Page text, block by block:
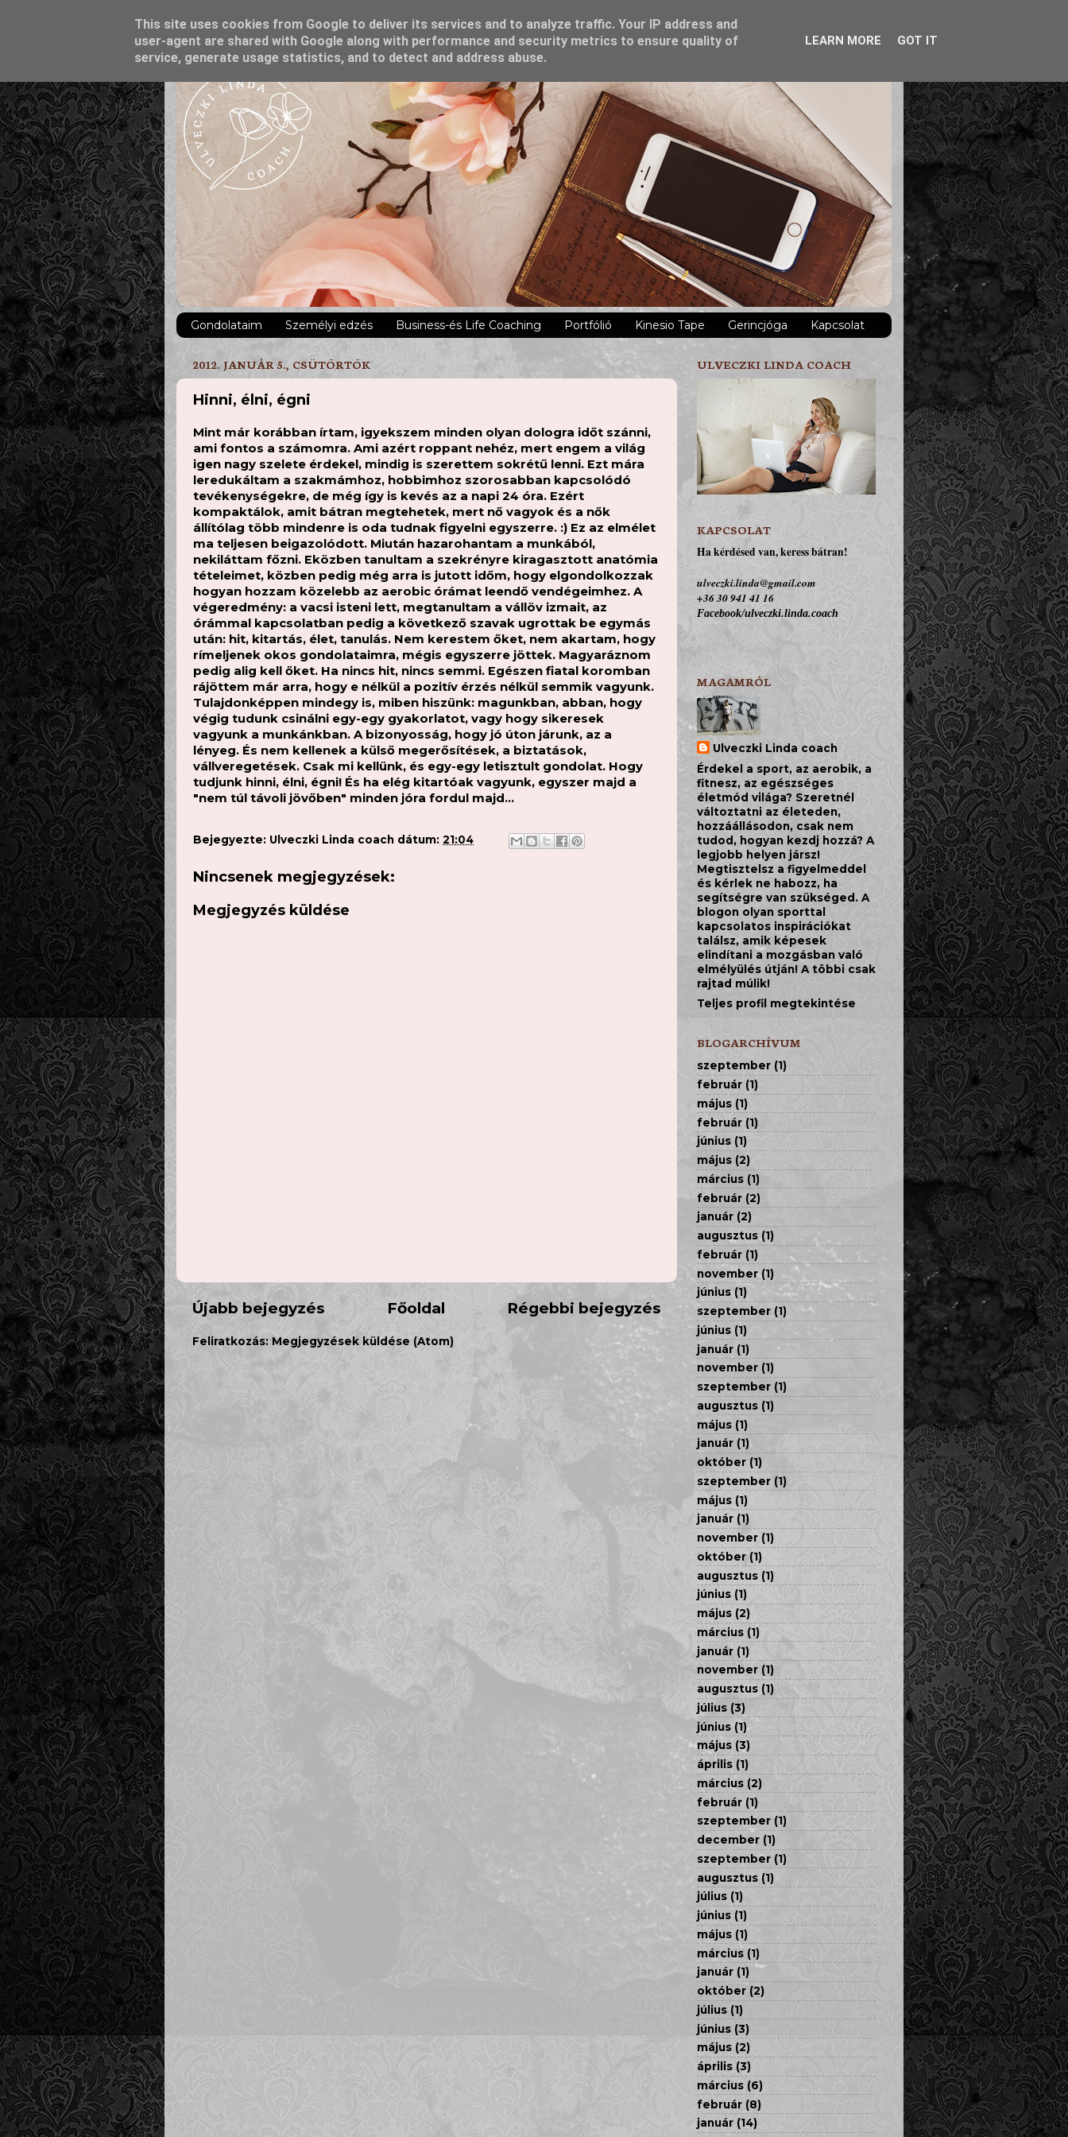
Gondolataim Személyi edzés Business-és Life Coaching Portfólió Kinesio Tape Gerincjóga Kapcsolat
2012. JANUÁR 5., CSÜTÖRTÖK
Hinni, élni, égni
Mint már korábban írtam, igyekszem minden olyan dologra időt szánni,
ami fontos a számomra. Ami azért roppant nehéz, mert engem a világ
igen nagy szelete érdekel, mindig is szerettem sokrétű lenni. Ezt mára
leredukáltam a szakmámhoz, hobbimhoz szorosabban kapcsolódó
tevékenységekre, de még így is kevés az a napi 24 óra. Ezért
kompaktálok, amit bátran megtehetek, mert nő vagyok és a nők
állítólag több mindenre is oda tudnak figyelni egyszerre. :) Ez az elmélet
ma teljesen beigazolódott. Miután hazarohantam a munkából,
nekiláttam főzni. Eközben tanultam a szekrényre kiragasztott anatómia
tételeimet, közben pedig még arra is jutott időm, hogy elgondolkozzak
hogyan hozzam közelebb az aerobic órámat leendő vendégeimhez. A
végeredmény: a vacsi isteni lett, megtanultam a vállöv izmait, az
órámmal kapcsolatban pedig a következő szavak ugrottak be egymás
után: hit, kitartás, élet, tanulás. Nem kerestem őket, nem akartam, hogy
rímeljenek okos gondolataimra, mégis egyszerre jöttek. Magyaráznom
pedig alig kell őket. Ha nincs hit, nincs semmi. Egészen fiatal koromban
rájöttem már arra, hogy e nélkül a pozitív érzés nélkül semmik vagyunk.
Tulajdonképpen mindegy is, miben hiszünk: magunkban, abban, hogy
végig tudunk csinálni egy-egy gyakorlatot, vagy hogy sikeresek
vagyunk a munkánkban. A bizonyosság, hogy jó úton járunk, az a
lényeg. És nem kellenek a külső megerősítések, a biztatások,
vállveregetések. Csak mi kellünk, és egy-egy letisztult gondolat. Hogy
tudjunk hinni, élni, égni! És ha elég kitartóak vagyunk, egyszer majd a
"nem túl távoli jövőben" minden jóra fordul majd...
Bejegyezte: Ulveczki Linda coach dátum: 21:04
Nincsenek megjegyzések:
Megjegyzés küldése
Újabb bejegyzés Régebbi bejegyzés
Főoldal
Feliratkozás: Megjegyzések küldése (Atom)
ULVECZKI LINDA COACH
KAPCSOLAT
Ha kérdésed van, keress bátran!
ulveczki.linda@gmail.com
+36 30 941 41 16
Facebook/ulveczki.linda.coach
MAGAMRÓL
Ulveczki Linda coach
Érdekel a sport, az aerobik, a
fitnesz, az egészséges
életmód világa? Szeretnél
változtatni az életeden,
hozzáállásodon, csak nem
tudod, hogyan kezdj hozzá? A
legjobb helyen jársz!
Megtisztelsz a figyelmeddel
és kérlek ne habozz, ha
segítségre van szükséged. A
blogon olyan sporttal
kapcsolatos inspirációkat
találsz, amik képesek
elindítani a mozgásban való
elmélyülés útján! A többi csak
rajtad múlik!
Teljes profil megtekintése
BLOGARCHÍVUM
szeptember (1)
február (1)
május (1)
február (1)
június (1)
május (2)
március (1)
február (2)
január (2)
augusztus (1)
február (1)
november (1)
június (1)
szeptember (1)
június (1)
január (1)
november (1)
szeptember (1)
augusztus (1)
május (1)
január (1)
október (1)
szeptember (1)
május (1)
január (1)
november (1)
október(1)
augusztus (1)
június (1)
május (2)
március (1)
január (1)
november (1)
augusztus (1)
július (3)
június (1)
május (3)
április (1)
március (2)
február (1)
szeptember (1)
december (1)
szeptember (1)
augusztus (1)
július (1)
június (1)
május (1)
március (1)
január (1)
október (2)
július (1)
június (3)
május (2)
április (3)
március (6)
február (8)
január (14)
This site uses cookies from Google to deliver its services and to analyze traffic. Your IP address and
user-agent are shared with Google along with performance and security metrics to ensure quality of
service, generate usage statistics, and to detect and address abuse.
LEARN MORE GOT IT